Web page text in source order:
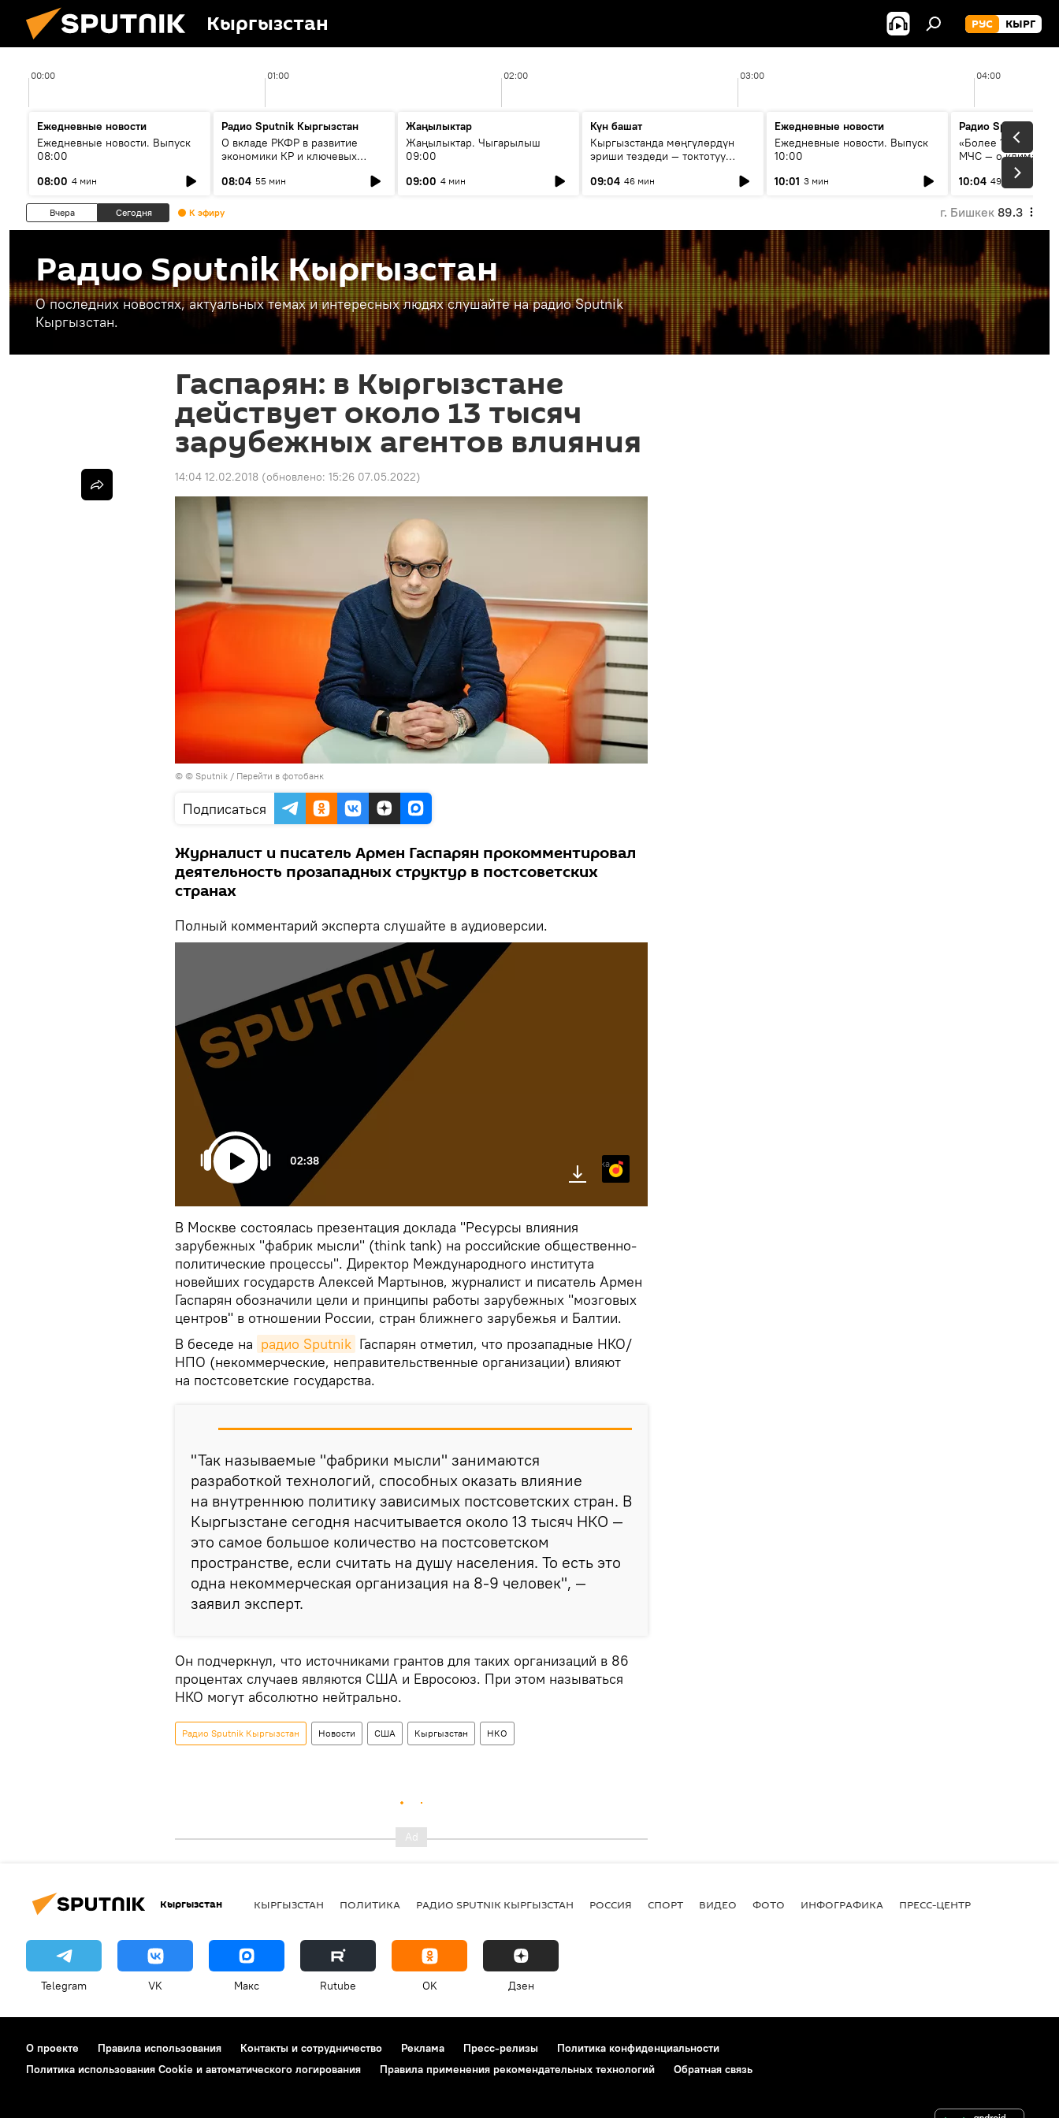
Кыргызстан РУС КЫРГ
00:00 01:00 02:00 03:00 04:00
Ежедневные новости
Ежедневные новости. Выпуск
08:00
08:00 4 мин
Радио Sputnik Кыргызстан
О вкладе РКФР в развитие
экономики КР и ключевых
08:04 55 мин
Жаңылыктар
Жаңылыктар. Чыгарылыш
09:00
09:00 4 мин
Күн башат
Кыргызстанда мөңгүлөрдүн
эриши тездеди — токтотуу
09:04 46 мин
Ежедневные новости
Ежедневные новости. Выпуск
10:00
10:01 3 мин
Радио Sputnik
«Более 1200 сёл в
МЧС — о климате,
системе
населения
10:04 49 мин
Вчера Сегодня К эфиру г. Бишкек 89.3
Радио Sputnik Кыргызстан
О последних новостях, актуальных темах и интересных людях слушайте на радио Sputnik
Кыргызстан.
Гаспарян: в Кыргызстане
действует около 13 тысяч
зарубежных агентов влияния
14:04 12.02.2018 (обновлено: 15:26 07.05.2022)
© © Sputnik / Перейти в фотобанк
Подписаться
Журналист и писатель Армен Гаспарян прокомментировал
деятельность прозападных структур в постсоветских
странах
Полный комментарий эксперта слушайте в аудиоверсии.
02:38 Яндекс.Музыка
В Москве состоялась презентация доклада "Ресурсы влияния
зарубежных "фабрик мысли" (think tank) на российские общественно-
политические процессы". Директор Международного института
новейших государств Алексей Мартынов, журналист и писатель Армен
Гаспарян обозначили цели и принципы работы зарубежных "мозговых
центров" в отношении России, стран ближнего зарубежья и Балтии.
В беседе на радио Sputnik Гаспарян отметил, что прозападные НКО/
НПО (некоммерческие, неправительственные организации) влияют
на постсоветские государства.
"Так называемые "фабрики мысли" занимаются
разработкой технологий, способных оказать влияние
на внутреннюю политику зависимых постсоветских стран. В
Кыргызстане сегодня насчитывается около 13 тысяч НКО —
это самое большое количество на постсоветском
пространстве, если считать на душу населения. То есть это
одна некоммерческая организация на 8-9 человек", —
заявил эксперт.
Он подчеркнул, что источниками грантов для таких организаций в 86
процентах случаев являются США и Евросоюз. При этом называться
НКО могут абсолютно нейтрально.
Радио Sputnik Кыргызстан Новости США Кыргызстан НКО
Кыргызстан КЫРГЫЗСТАН ПОЛИТИКА РАДИО SPUTNIK КЫРГЫЗСТАН РОССИЯ СПОРТ ВИДЕО ФОТО ИНФОГРАФИКА ПРЕСС-ЦЕНТР
Telegram VK Макс Rutube OK Дзен
О проекте Правила использования Контакты и сотрудничество Реклама Пресс-релизы
Политика конфиденциальности
Политика использования Cookie и автоматического логирования
Правила применения рекомендательных технологий Обратная связь